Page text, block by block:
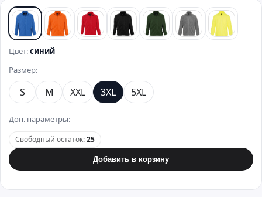
синий оранжевыйкрасныйчерный зеленыйсерый желтый
Цвет:синий
Размер:
S M XXL 3XL 5XL
Доп. параметры:
Свободный остаток:25
Добавить в корзину